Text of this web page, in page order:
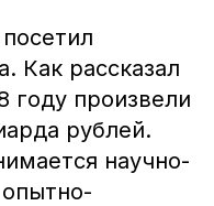
Как рассказал
году произвели
рублей.
научно-